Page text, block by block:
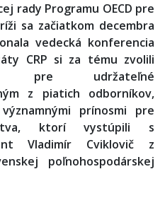
rady Programu OECD pre
sa začiatkom decembra
vedecká konferencia
CRP si za tému zvolili
pre udržateľné
z piatich odborníkov,
prínosmi pre
ktorí vystúpili s
Vladimír Cviklovič z
poľnohospodárskej